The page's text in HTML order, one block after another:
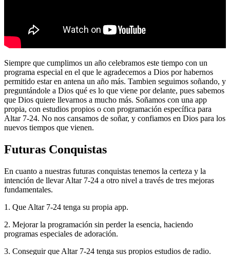
Siempre que cumplimos un año celebramos este tiempo con un
programa especial en el que le agradecemos a Dios por habernos
permitido estar en antena un año más. Tambien seguimos soñando, y
preguntándole a Dios qué es lo que viene por delante, pues sabemos
que Dios quiere llevarnos a mucho más. Soñamos con una app
propia, con estudios propios o con programación específica para
Altar 7-24. No nos cansamos de soñar, y confiamos en Dios para los
nuevos tiempos que vienen.
Futuras Conquistas
En cuanto a nuestras futuras conquistas tenemos la certeza y la
intención de llevar Altar 7-24 a otro nivel a través de tres mejoras
fundamentales.
1. Que Altar 7-24 tenga su propia app.
2. Mejorar la programación sin perder la esencia, haciendo
programas especiales de adoración.
3. Conseguir que Altar 7-24 tenga sus propios estudios de radio.